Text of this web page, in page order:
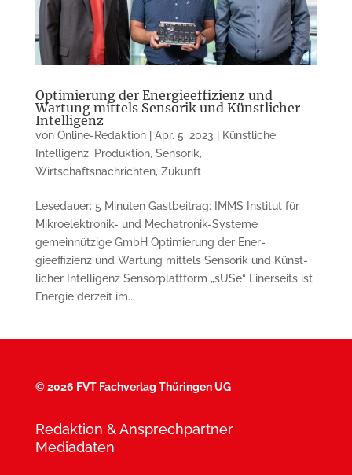
Optimierung der Energieeffizienz und
Wartung mittels Sensorik und Künstlicher
Intelligenz
von Online-Redaktion| Apr. 5, 2023 | Künstliche
Intelligenz, Produktion, Sensorik,
Wirtschaftsnachrichten, Zukunft
Lesedauer: 5 Minuten Gastbeitrag: IMMS Institut für
Mikroelektronik- und Mechatronik-Systeme
gemeinnützige GmbH Optimierung der Ener­
gieeffizienz und Wartung mittels Sensorik und Künst­
licher Intelligenz Sensorplattform „sUSe“ Einerseits ist
Energie derzeit im...
©2026 FVT Fachverlag Thüringen UG
Redaktion & Ansprechpartner
Mediadaten